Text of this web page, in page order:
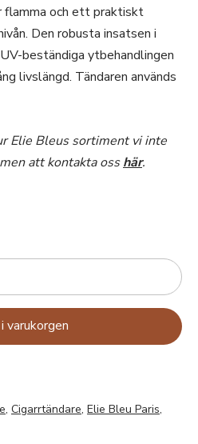
flamma och ett praktiskt
Den robusta insatsen i
beständiga ytbehandlingen
livslängd. Tändaren används
Elie Bleus sortiment vi inte
att kontakta osshär.
varukorgen
, Cigarrtändare, Elie Bleu Paris,